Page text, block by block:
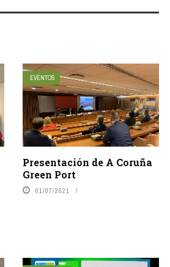
EVENTOS
Presentación de A Coruña
Green Port
01/07/2021